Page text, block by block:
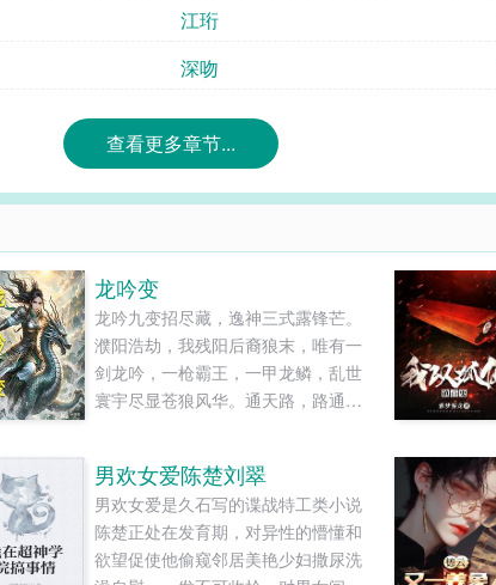
江珩
深吻
查看更多章节...
龙吟变
龙吟九变招尽藏，逸神三式露锋芒。
濮阳浩劫，我残阳后裔狼末，唯有一
剑龙吟，一枪霸王，一甲龙鳞，乱世
寰宇尽显苍狼风华。通天路，路通
男欢女爱陈楚刘翠
男欢女爱是久石写的谍战特工类小说
陈楚正处在发育期，对异性的懵懂和
欲望促使他偷窥邻居美艳少妇撒尿洗